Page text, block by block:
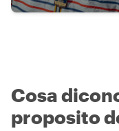
Cosa
proposito